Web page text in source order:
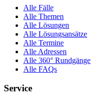
Alle Fälle
Alle Themen
Alle Lösungen
Alle Lösungsansätze
Alle Termine
Alle Adressen
Alle 360° Rundgänge
Alle FAQs
Service